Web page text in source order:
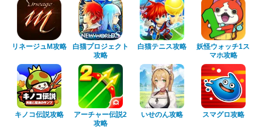
リネージュM攻略
白猫プロジェクト
攻略
白猫テニス攻略
妖怪ウォッチ1ス
マホ攻略
キノコ伝説攻略
アーチャー伝説2
攻略
いせのん攻略 スマグロ攻略